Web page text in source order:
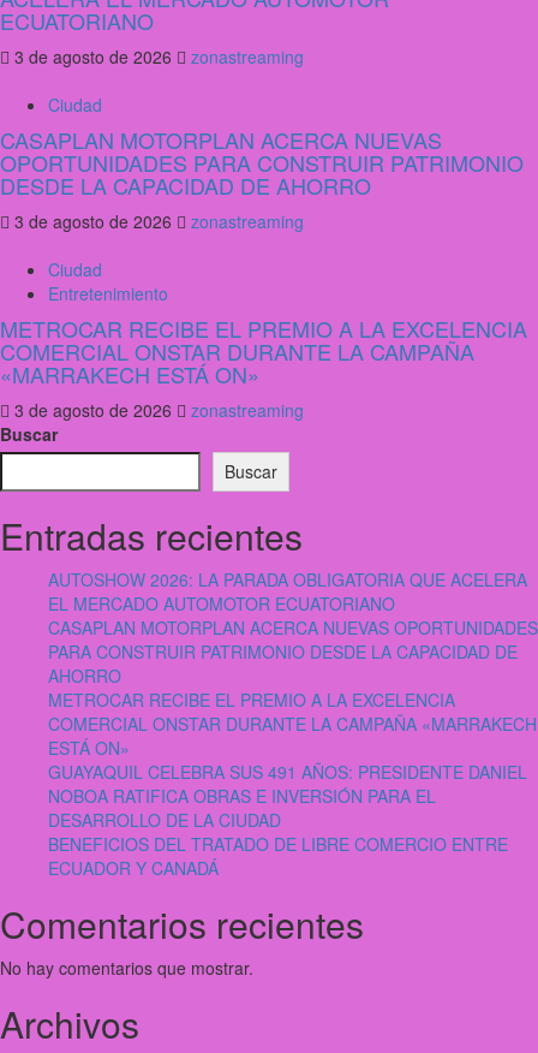
ECUATORIANO
3 de agosto de 2026
zonastreaming
Ciudad
CASAPLAN MOTORPLAN ACERCA NUEVAS
OPORTUNIDADES PARA CONSTRUIR PATRIMONIO
DESDE LA CAPACIDAD DE AHORRO
3 de agosto de 2026
zonastreaming
Ciudad
Entretenimiento
METROCAR RECIBE EL PREMIO A LA EXCELENCIA
COMERCIAL ONSTAR DURANTE LA CAMPAÑA
«MARRAKECH ESTÁ ON»
3 de agosto de 2026
zonastreaming
Buscar
Buscar
Entradas recientes
AUTOSHOW 2026: LA PARADA OBLIGATORIA QUE ACELERA
EL MERCADO AUTOMOTOR ECUATORIANO
CASAPLAN MOTORPLAN ACERCA NUEVAS OPORTUNIDADES
PARA CONSTRUIR PATRIMONIO DESDE LA CAPACIDAD DE
AHORRO
METROCAR RECIBE EL PREMIO A LA EXCELENCIA
COMERCIAL ONSTAR DURANTE LA CAMPAÑA «MARRAKECH
ESTÁ ON»
GUAYAQUIL CELEBRA SUS 491 AÑOS: PRESIDENTE DANIEL
NOBOA RATIFICA OBRAS E INVERSIÓN PARA EL
DESARROLLO DE LA CIUDAD
BENEFICIOS DEL TRATADO DE LIBRE COMERCIO ENTRE
ECUADOR Y CANADÁ
Comentarios recientes
No hay comentarios que mostrar.
Archivos